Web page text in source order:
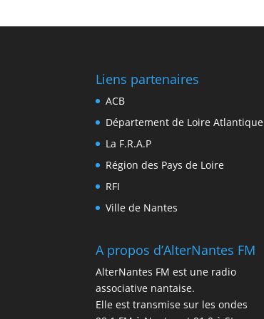
Liens partenaires
ACB
Département de Loire Atlantique
La F.R.A.P
Région des Pays de Loire
RFI
Ville de Nantes
A propos d’AlterNantes FM
AlterNantes FM est une radio
associative nantaise.
Elle est transmise sur les ondes